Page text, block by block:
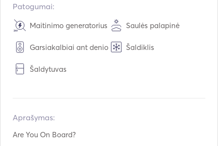
Varikliai:2 x 360hp
Kuro tipas:
Vandens talpa:
Kuro talpa:4000 L
Maksimalus kreiserinis greitis:
Patogumai:
Maitinimo generatorius Saulės palapinė
Garsiakalbiai ant denio Šaldiklis
Šaldytuvas
Aprašymas:
Are You On Board?